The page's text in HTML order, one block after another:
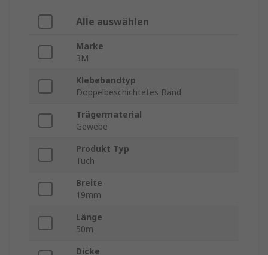
Alle auswählen
Marke
3M
Klebebandtyp
Doppelbeschichtetes Band
Trägermaterial
Gewebe
Produkt Typ
Tuch
Breite
19mm
Länge
50m
Dicke